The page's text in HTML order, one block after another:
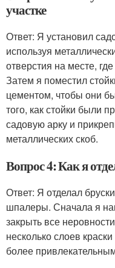
участке
Ответ: Я установил
используя
отверстия на месте,
Затем я поместил
цементом, чтобы они
того, как стойки были
садовую арку и
металлических скоб.
Вопрос 4: Как я
Ответ: Я отделал
шпалеры. Сначала я
закрыть все
несколько слоев
более